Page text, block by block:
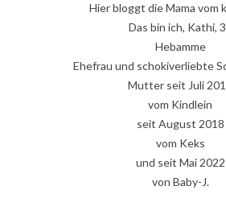
Hier bloggt die Mama vom
Das bin ich, Kathi,
Hebamme
Ehefrau und schokiverliebte
Mutter seit Juli
vom Kindlein
seit August 2018
vom Keks
und seit Mai 2022
von Baby-J.